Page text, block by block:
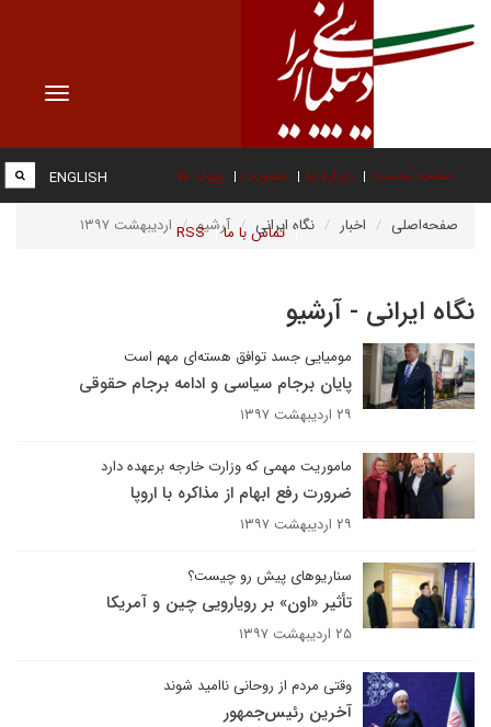
Toggle
صفحه نخست درباره ما عضویت پیوند ها
تماس با ما RSS
ENGLISH
صفحه‌اصلی اخبار نگاه ایرانی آرشیو اردیبهشت ۱۳۹۷
نگاه ایرانی - آرشیو
مومیایی جسد توافق هسته‌ای مهم است
پایان برجام سیاسی و ادامه برجام حقوقی
۲۹ اردیبهشت ۱۳۹۷
ماموریت مهمی که وزارت خارجه برعهده دارد
ضرورت رفع ابهام از مذاکره با اروپا
۲۹ اردیبهشت ۱۳۹۷
سناریوهای پیش رو چیست؟
تأثیر «اون» بر رویارویی چین و آمریکا
۲۵ اردیبهشت ۱۳۹۷
وقتی مردم از روحانی ناامید شوند
آخرین رئیس‌جمهور